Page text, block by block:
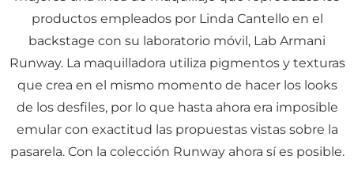
productos empleados por Linda Cantello en el
backstage con su laboratorio móvil, Lab Armani
Runway. La maquilladora utiliza pigmentos y texturas
que crea en el mismo momento de hacer los looks
de los desfiles, por lo que hasta ahora era imposible
emular con exactitud las propuestas vistas sobre la
pasarela. Con la colección Runway ahora sí es posible.